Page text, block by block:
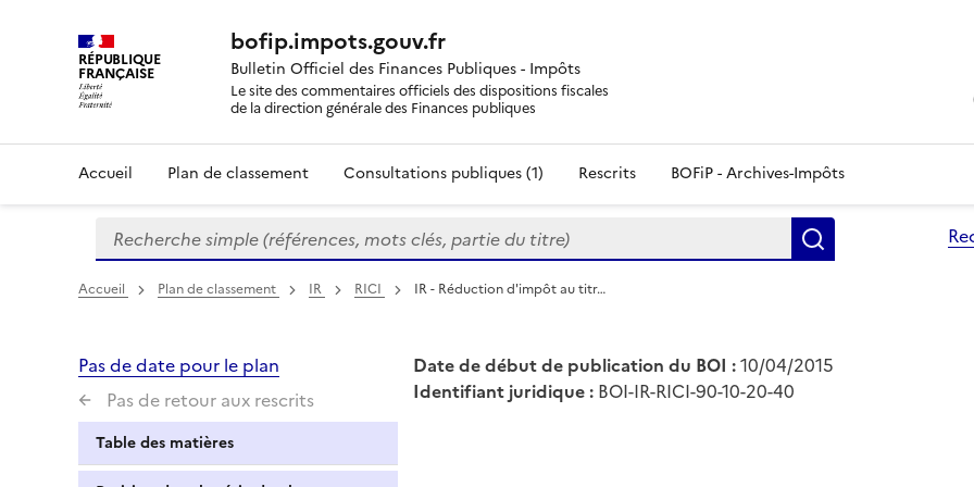
RÉPUBLIQUE
FRANÇAISE
bofip.impots.gouv.fr
Bulletin Officiel des Finances Publiques - Impôts
Le site des commentaires officiels des dispositions fiscales
de la direction générale des Finances publiques
Accueil Plan de classement Consultations publiques (1) Rescrits BOFiP - Archives-Impôts
Formulaire
de
recherche
Recherche simple (références, mots clés, partie du titre)
Accueil Plan de classement IR RICI IR - Réduction d'impôt au titr…
Pas de date pour le plan
Pas de retour aux rescrits
Table des matières
Date de début de publication du BOI :10/04/2015
Identifiant juridique : BOI-IR-RICI-90-10-20-40